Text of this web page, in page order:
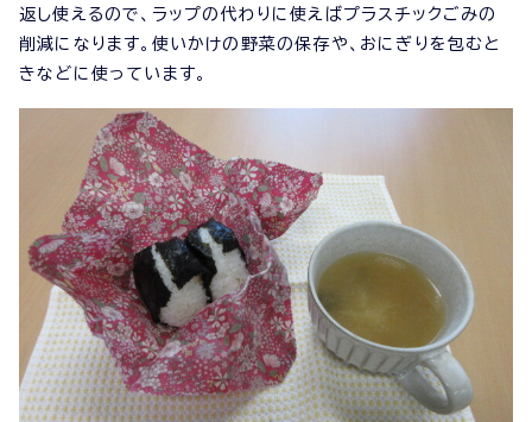
返し使えるので、ラップの代わりに使えばプラスチックごみの
削減になります。使いかけの野菜の保存や、おにぎりを包むと
きなどに使っています。